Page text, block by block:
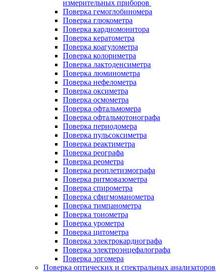
измерительных приборов
Поверка гемоглобиномера
Поверка глюкометра
Поверка кардиомонитора
Поверка кератометра
Поверка коагулометра
Поверка колориметра
Поверка лактоденсиметра
Поверка люминометра
Поверка нефелометра
Поверка оксиметра
Поверка осмометра
Поверка офтальмомера
Поверка офтальмотонографа
Поверка периодомера
Поверка пульсоксиметра
Поверка реактиметра
Поверка реографа
Поверка реометра
Поверка реоплетизмографа
Поверка ритмовазометра
Поверка спирометра
Поверка сфигмоманометра
Поверка тимпанометра
Поверка тонометра
Поверка урометра
Поверка цитометра
Поверка электрокардиографа
Поверка электроэнцефалографа
Поверка эргомера
Поверка оптических и спектральных анализаторов